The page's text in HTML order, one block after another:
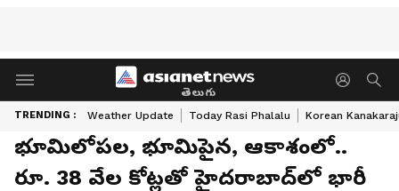
తెలుగు
TRENDING : Weather Update Today Rasi Phalalu Korean
భూమిలోపల, భూమిపైన, ఆకాశంలో..
రూ. 38 వేల కోట్లతో హైదరాబాద్‌లో భారీ